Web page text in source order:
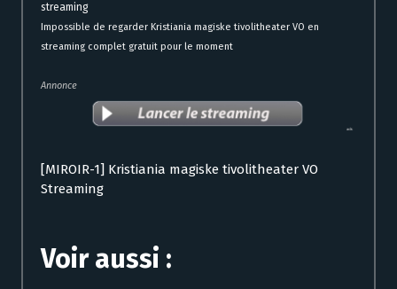
streaming
Impossible de regarder Kristiania magiske tivolitheater VO en
streaming complet gratuit pour le moment
Annonce
[MIROIR-1] Kristiania magiske tivolitheater VO
Streaming
Voir aussi :